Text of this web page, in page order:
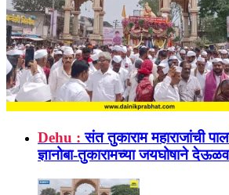
Dehu : संत तुकाराम महाराजांची
ज्ञानोबा-तुकारामच्या जयघोषाने